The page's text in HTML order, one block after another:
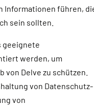
Informationen führen,
sein sollten.
geeignete
werden, um
von Delve zu schützen.
von Datenschutz-
von